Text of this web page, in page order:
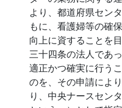
より、都道府県セン
もに、看護婦等の確
向上に資することを
三十四条の法人であ
適正かつ確実に行う
のを、その申請によ
り、中央ナースセン